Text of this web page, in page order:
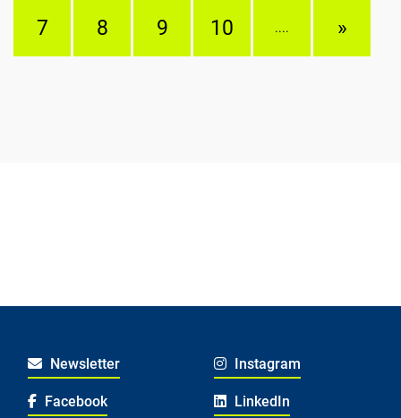
7 8 9 10 .... »
Newsletter Instagram
Facebook LinkedIn